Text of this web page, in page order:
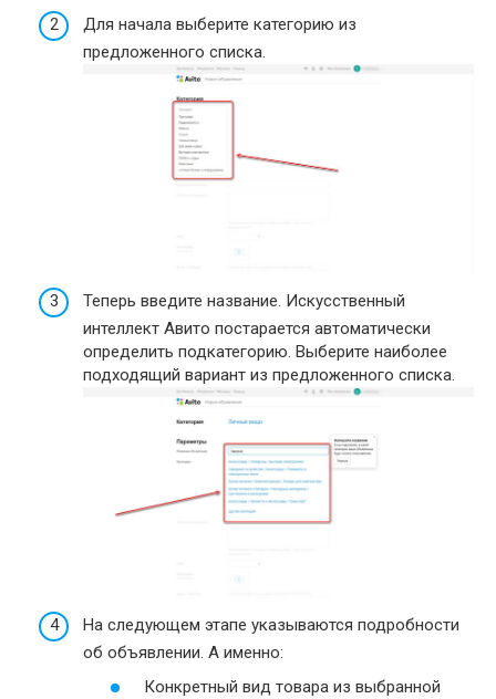
Для начала выберите категорию из
предложенного списка.
Теперь введите название. Искусственный
интеллект Авито постарается автоматически
определить подкатегорию. Выберите наиболее
подходящий вариант из предложенного списка.
На следующем этапе указываются подробности
об объявлении. А именно:
Конкретный вид товара из выбранной